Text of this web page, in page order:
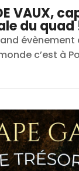
VAUX,
du quad
évènement
c’est à